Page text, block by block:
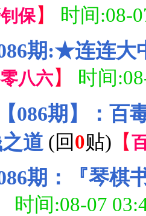
保】 时间:08-
期:★连连
八六】 时间
086期】：
道 (回0贴) 【
期：『琴棋
时间:08-07